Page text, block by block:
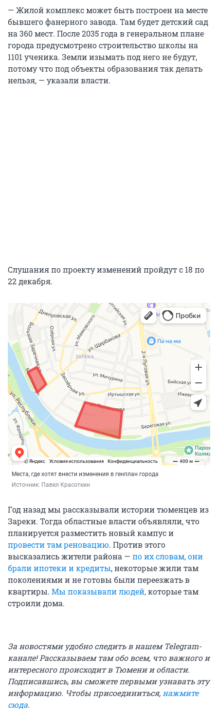
— Жилой комплекс может быть построен на месте
бывшего фанерного завода. Там будет детский сад
на 360 мест. После 2035 года в генеральном плане
города предусмотрено строительство школы на
1101 ученика. Земли изымать под него не будут,
потому что под объекты образования так делать
нельзя, — указали власти.
Слушания по проекту изменений пройдут с 18 по
22 декабря.
Места, где хотят внести изменения в генплан города
Источник: Павел Красоткин
Год назад мы рассказывали истории тюменцев из
Зареки. Тогда областные власти объявляли, что
планируется разместить новый кампус и
провести там реновацию. Против этого
высказались жители района — по их словам, они
брали ипотеки и кредиты, некоторые жили там
поколениями и не готовы были переезжать в
квартиры. Мы показывали людей,которые там
строили дома.
За новостями удобно следить в нашем Telegram-
канале! Рассказываем там обо всем, что важного и
интересного происходит в Тюмени и области.
Подписавшись, вы сможете первыми узнавать эту
информацию. Чтобы присоединиться, нажмите
сюда.